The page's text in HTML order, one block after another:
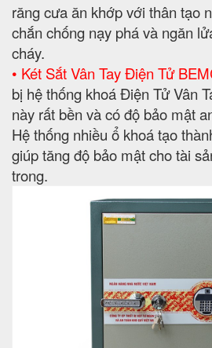
răng cưa ăn khớp với thân tạo
chắn chống nạy phá và ngăn
cháy.
• Két Sắt Vân Tay Điện Tử
bị hệ thống khoá Điện Tử Vân
này rất bền và có độ bảo mật
Hệ thống nhiều ổ khoá tạo
giúp tăng độ bảo mật cho tài
trong.